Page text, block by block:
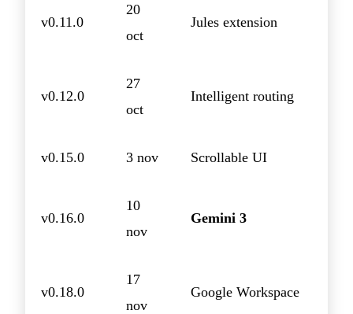
v0.11.0
20
oct
Jules extension
v0.12.0
27
oct
Intelligent routing
v0.15.0 3 nov Scrollable UI
v0.16.0
10
nov
Gemini 3
v0.18.0
17
nov
Google Workspace